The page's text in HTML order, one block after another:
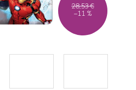
28,53 €
–11 %